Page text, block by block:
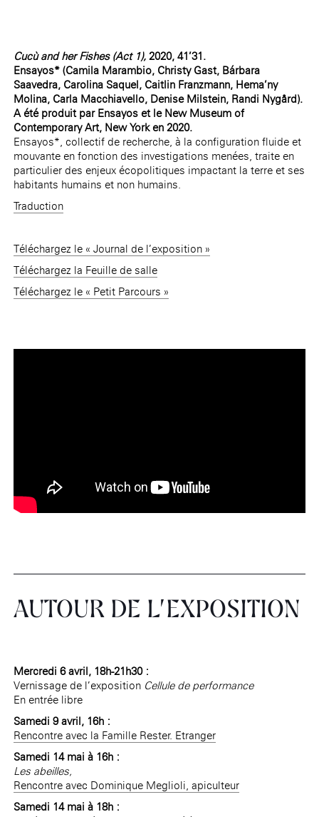
Cucù and her Fishes (Act 1),2020, 41’31.
Ensayos* (Camila Marambio, Christy Gast, Bárbara
Saavedra, Carolina Saquel, Caitlin Franzmann, Hema’ny
Molina, Carla Macchiavello, Denise Milstein, Randi Nygård).
A été produit par Ensayos et le New Museum of
Contemporary Art, New York en 2020.
Ensayos*, collectif de recherche, à la configuration fluide et
mouvante en fonction des investigations menées, traite en
particulier des enjeux écopolitiques impactant la terre et ses
habitants humains et non humains.
Traduction
Téléchargez le « Journal de l’exposition »
Téléchargez la Feuille de salle
Téléchargez le « Petit Parcours »
AUTOUR DE L’EXPOSITION
Mercredi 6 avril, 18h-21h30 :
Vernissage de l’exposition Cellule de performance
En entrée libre
Samedi 9 avril, 16h :
Rencontre avec la Famille Rester. Etranger
Samedi 14 mai à 16h :
Les abeilles,
Rencontre avec Dominique Meglioli, apiculteur
Samedi 14 mai à 18h :